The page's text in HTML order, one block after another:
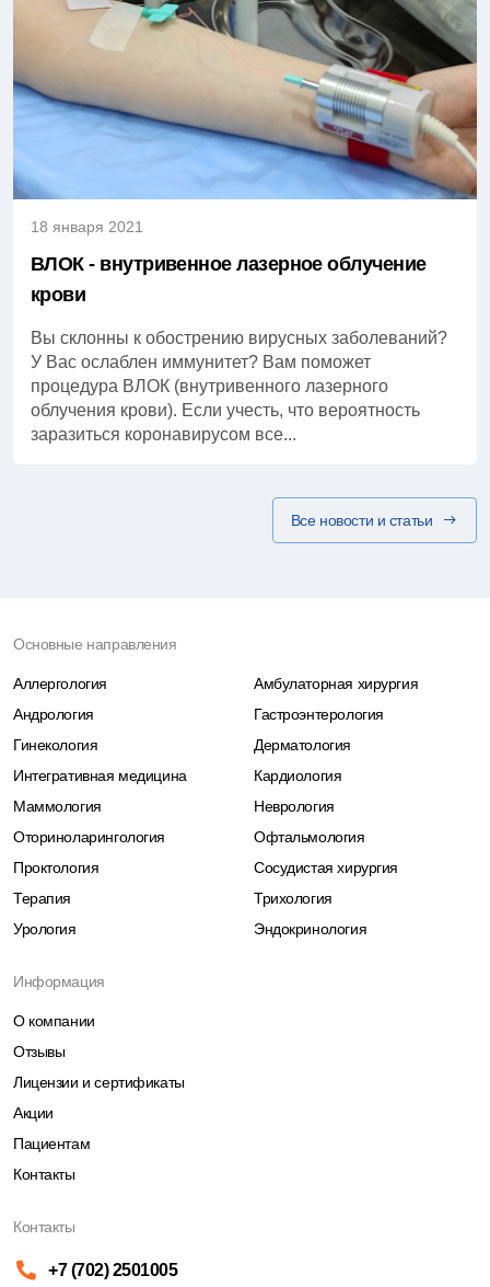
18 января 2021
ВЛОК - внутривенное лазерное облучение
крови
Вы склонны к обострению вирусных заболеваний?
У Вас ослаблен иммунитет? Вам поможет
процедура ВЛОК (внутривенного лазерного
облучения крови). Если учесть, что вероятность
заразиться коронавирусом все...
Все новости и статьи
Основные направления
Аллергология
Амбулаторная хирургия
Андрология
Гастроэнтерология
Гинекология
Дерматология
Интегративная медицина
Кардиология
Маммология
Неврология
Оториноларингология
Офтальмология
Проктология
Сосудистая хирургия
Терапия
Трихология
Урология
Эндокринология
Информация
О компании
Отзывы
Лицензии и сертификаты
Акции
Пациентам
Контакты
Контакты
+7 (702) 2501005